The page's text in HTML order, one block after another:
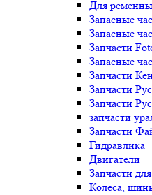
Для
Запасные
Запасные
Запчасти
Запасные
Запчасти
Запчасти
Запчасти
запчасти
Запчасти
Гидравлика
Двигатели
Запчасти
Колёса,